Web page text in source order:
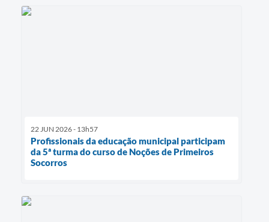
22 JUN 2026 - 13h57
Profissionais da educação municipal participam
da 5ª turma do curso de Noções de Primeiros
Socorros